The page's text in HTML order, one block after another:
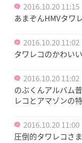
2016.10.20 11:15
あまぞんHMVタワ
2016.10.20 11:02
タワレコのかわい
2016.10.20 11:02
のぶくんアルバム
レコとアマゾンの
2016.10.20 11:00
圧倒的タワレコさま